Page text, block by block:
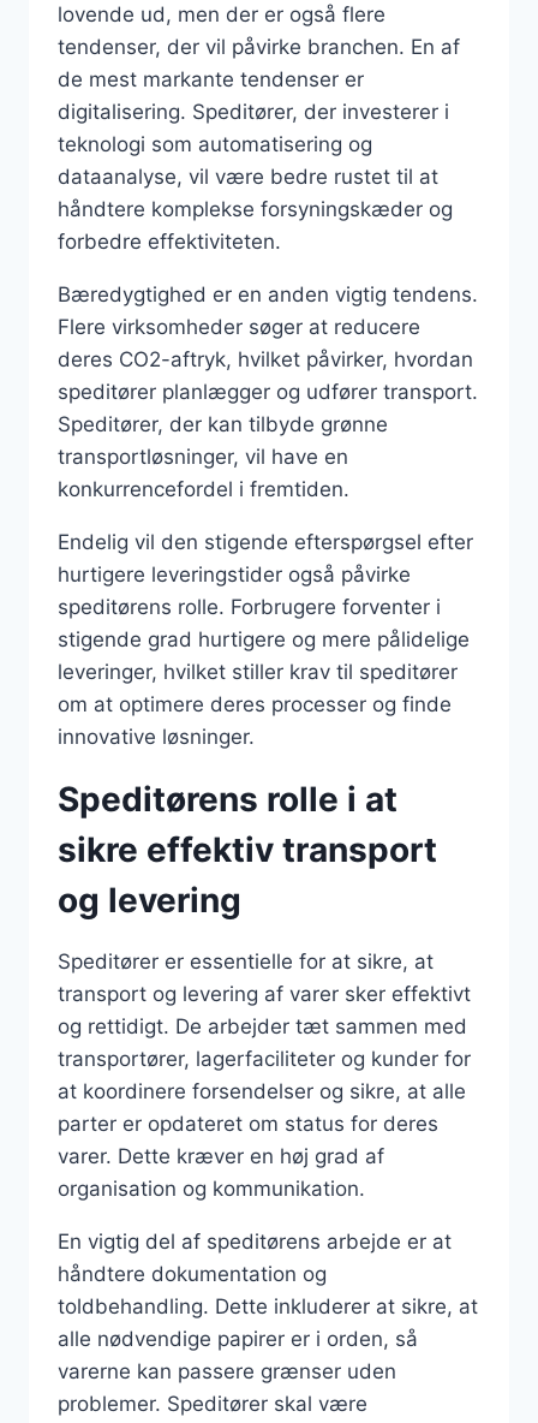
lovende ud, men der er også flere
tendenser, der vil påvirke branchen. En af
de mest markante tendenser er
digitalisering. Speditører, der investerer i
teknologi som automatisering og
dataanalyse, vil være bedre rustet til at
håndtere komplekse forsyningskæder og
forbedre effektiviteten.
Bæredygtighed er en anden vigtig tendens.
Flere virksomheder søger at reducere
deres CO2-aftryk, hvilket påvirker, hvordan
speditører planlægger og udfører transport.
Speditører, der kan tilbyde grønne
transportløsninger, vil have en
konkurrencefordel i fremtiden.
Endelig vil den stigende efterspørgsel efter
hurtigere leveringstider også påvirke
speditørens rolle. Forbrugere forventer i
stigende grad hurtigere og mere pålidelige
leveringer, hvilket stiller krav til speditører
om at optimere deres processer og finde
innovative løsninger.
Speditørens rolle i at
sikre effektiv transport
og levering
Speditører er essentielle for at sikre, at
transport og levering af varer sker effektivt
og rettidigt. De arbejder tæt sammen med
transportører, lagerfaciliteter og kunder for
at koordinere forsendelser og sikre, at alle
parter er opdateret om status for deres
varer. Dette kræver en høj grad af
organisation og kommunikation.
En vigtig del af speditørens arbejde er at
håndtere dokumentation og
toldbehandling. Dette inkluderer at sikre, at
alle nødvendige papirer er i orden, så
varerne kan passere grænser uden
problemer. Speditører skal være